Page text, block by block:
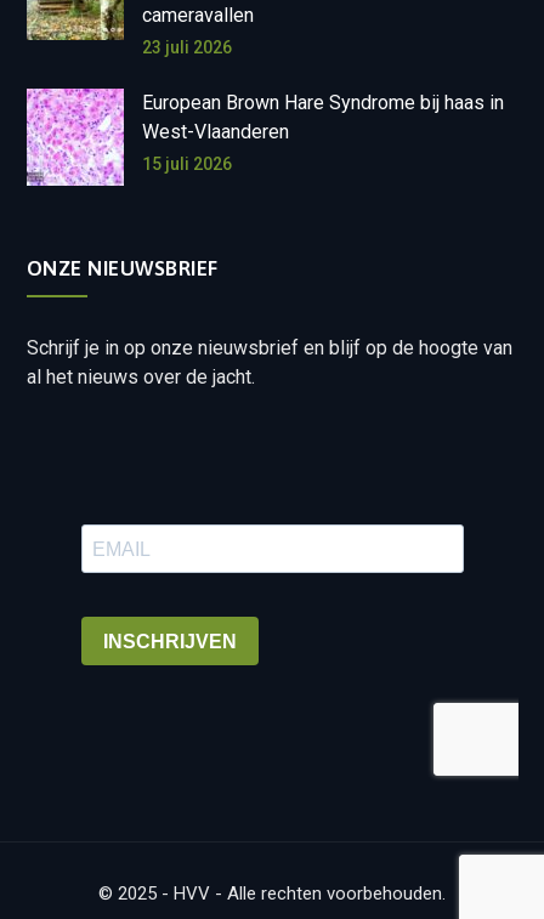
cameravallen
23 juli 2026
European Brown Hare Syndrome bij haas in
West-Vlaanderen
15 juli 2026
ONZE NIEUWSBRIEF
Schrijf je in op onze nieuwsbrief en blijf op de hoogte van
al het nieuws over de jacht.
© 2025 - HVV - Alle rechten voorbehouden.